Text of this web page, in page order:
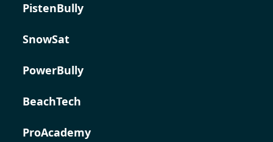
PistenBully
SnowSat
PowerBully
BeachTech
ProAcademy